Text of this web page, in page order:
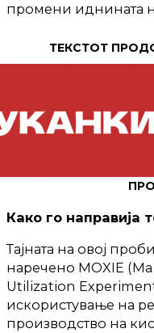
промени иднината
ТЕКСТОТ
Како го направија
Тајната на овој
наречено MOXIE
Utilization
искористување на
производство на